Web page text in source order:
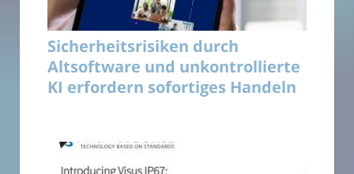
Sicherheitsrisiken durch
Altsoftware und unkontrollierte
KI erfordern sofortiges Handeln